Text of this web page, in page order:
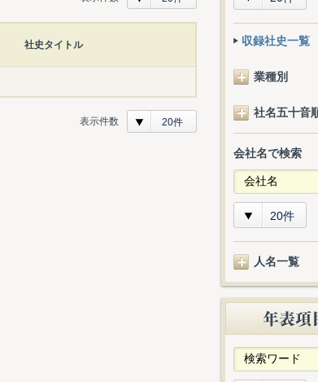
社史タイトル
表示件数 20件
収録社史一覧
業種別
社名五十音
会社名で検索
20件
人名一覧